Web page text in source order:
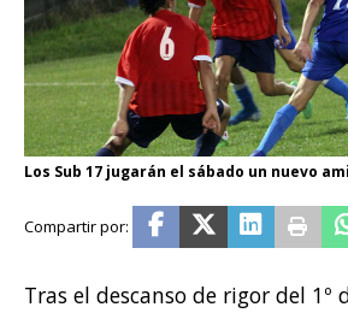
Los Sub 17 jugarán el sábado un nuevo
Tras el descanso de rigor del 1º